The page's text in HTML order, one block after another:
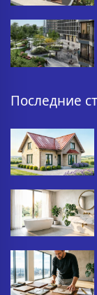
Последние